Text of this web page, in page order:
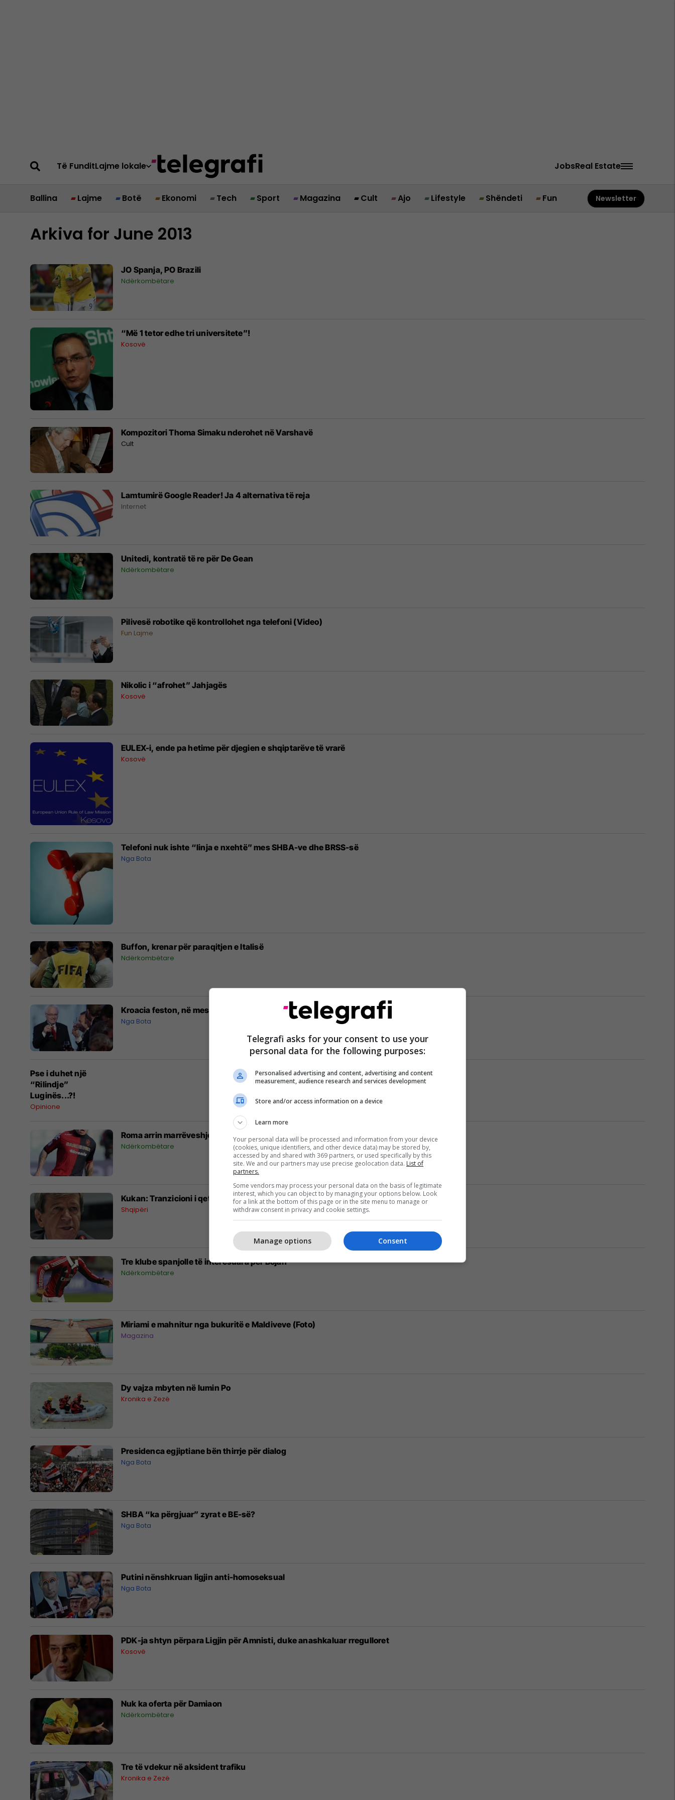
Të FunditLajme lokale JobsReal Estate
Ballina Lajme Botë Ekonomi Tech Sport Magazina Cult Ajo Lifestyle Shëndeti Fun Newsletter
Arkiva for June 2013
JO Spanja, PO Brazili
Ndërkombëtare
“Më 1 tetor edhe tri universitete”!
Kosovë
Kompozitori Thoma Simaku nderohet në Varshavë
Cult
Lamtumirë Google Reader! Ja 4 alternativa të reja
Internet
Unitedi, kontratë të re për De Gean
Ndërkombëtare
Pilivesë robotike që kontrollohet nga telefoni (Video)
Fun Lajme
Nikolic i “afrohet” Jahjagës
Kosovë
EULEX-i, ende pa hetime për djegien e shqiptarëve të vrarë
Kosovë
Telefoni nuk ishte “linja e nxehtë” mes SHBA-ve dhe BRSS-së
Nga Bota
Buffon, krenar për paraqitjen e Italisë
Ndërkombëtare
Kroacia feston, në mesnatë bëhet anëtare e BE-së
Nga Bota
Pse i duhet një
“Rilindje”
Luginës...?!
Opinione
Roma arrin marrëveshje për Nainggolan
Ndërkombëtare
Kukan: Tranzicioni i qetë forcon proceset demokratike
Shqipëri
Tre klube spanjolle të interesuara për Bojan
Ndërkombëtare
Miriami e mahnitur nga bukuritë e Maldiveve (Foto)
Magazina
Dy vajza mbyten në lumin Po
Kronika e Zezë
Presidenca egjiptiane bën thirrje për dialog
Nga Bota
SHBA “ka përgjuar” zyrat e BE-së?
Nga Bota
Putini nënshkruan ligjin anti-homoseksual
Nga Bota
PDK-ja shtyn përpara Ligjin për Amnisti, duke anashkaluar rregulloret
Kosovë
Nuk ka oferta për Damiaon
Ndërkombëtare
Tre të vdekur në aksident trafiku
Kronika e Zezë
Telegrafi asks for your consent to use your
personal data for the following purposes:
Personalised advertising and content, advertising and content
measurement, audience research and services development
Store and/or access information on a device
Learn more
Your personal data will be processed and information from your device
(cookies, unique identifiers, and other device data) may be stored by,
accessed by and shared with 369 partners, or used specifically by this
site. We and our partners may use precise geolocation data. List of
partners.
Some vendors may process your personal data on the basis of legitimate
interest, which you can object to by managing your options below. Look
for a link at the bottom of this page or in the site menu to manage or
withdraw consent in privacy and cookie settings.
Consent
Manage options